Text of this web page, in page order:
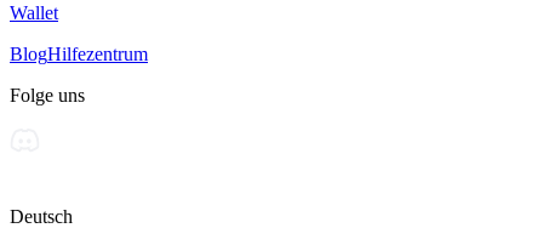
Wallet
BlogHilfezentrum
Folge uns
Deutsch